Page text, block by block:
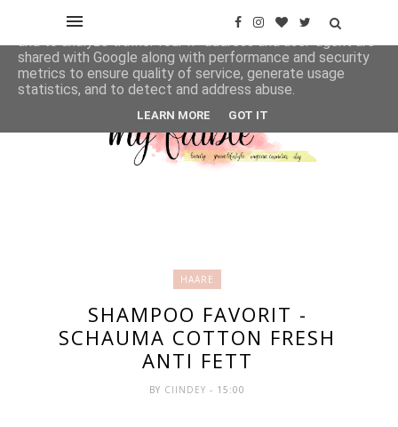
HAARE
SHAMPOO FAVORIT -
SCHAUMA COTTON FRESH
ANTI FETT
BY CIINDEY- 15:00
This site uses cookies from Google to deliver its services
and to analyze traffic. Your IP address and user-agent are
shared with Google along with performance and security
metrics to ensure quality of service, generate usage
statistics, and to detect and address abuse.
LEARN MORE GOT IT